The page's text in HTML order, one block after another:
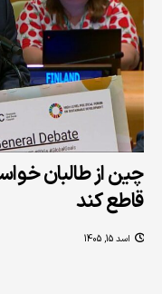
چین از طالبان
قاطع کند
اسد 15, 1405